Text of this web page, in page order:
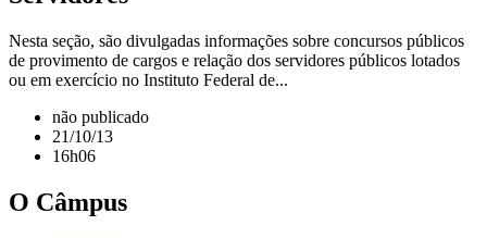
Nesta seção, são divulgadas informações sobre concursos públicos
de provimento de cargos e relação dos servidores públicos lotados
ou em exercício no Instituto Federal de...
não publicado
21/10/13
16h06
O Câmpus